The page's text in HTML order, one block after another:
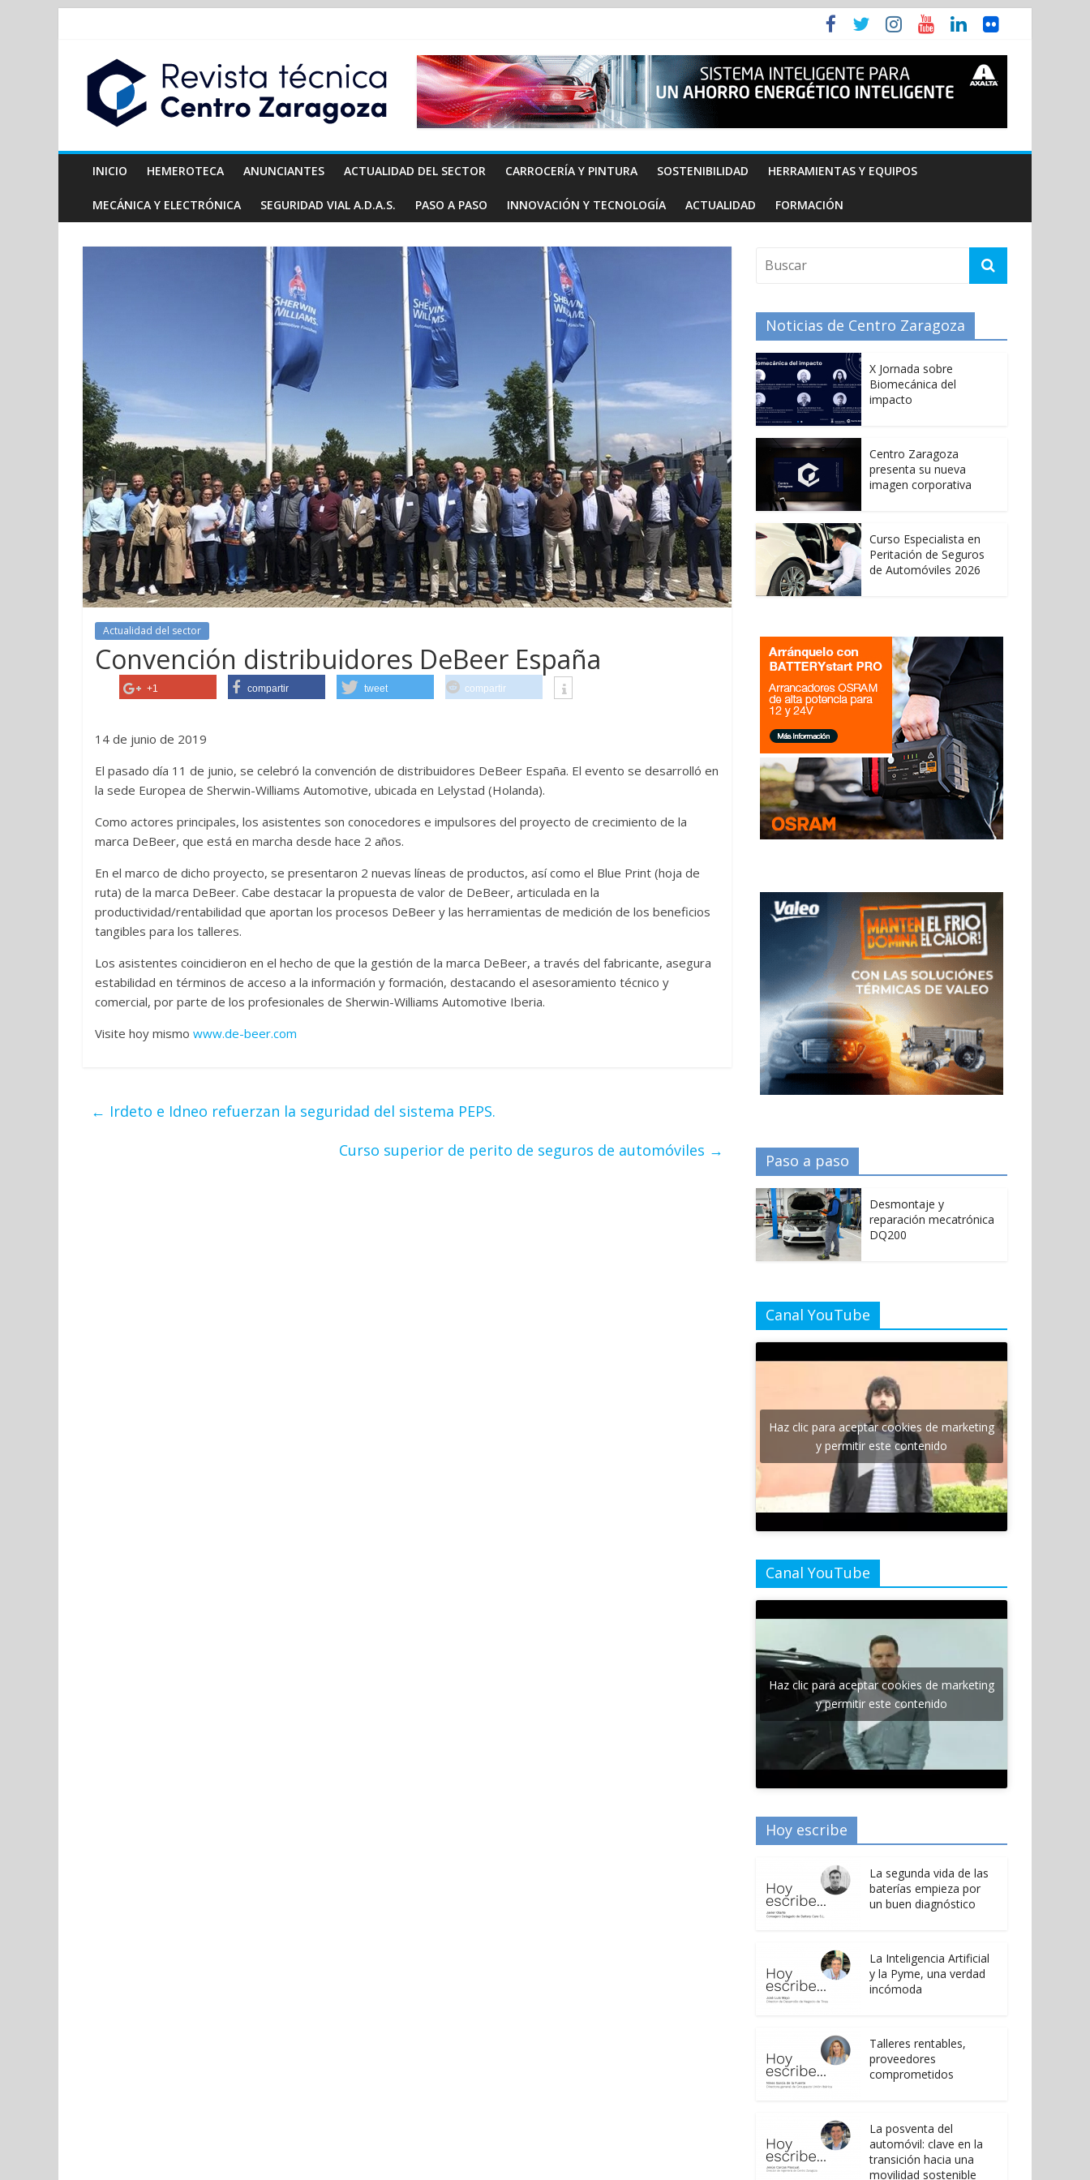
INICIO HEMEROTECA ANUNCIANTES ACTUALIDAD DEL SECTOR CARROCERÍA Y PINTURA SOSTENIBILIDAD HERRAMIENTAS Y EQUIPOS
MECÁNICA Y ELECTRÓNICA SEGURIDAD VIAL A.D.A.S. PASO A PASO INNOVACIÓN Y TECNOLOGÍA ACTUALIDAD FORMACIÓN
Actualidad del sector
Convención distribuidores DeBeer España
+1 compartir tweet compartir
14 de junio de 2019
El pasado día 11 de junio, se celebró la convención de distribuidores DeBeer España. El evento se desarrolló en
la sede Europea de Sherwin-Williams Automotive, ubicada en Lelystad (Holanda).
Como actores principales, los asistentes son conocedores e impulsores del proyecto de crecimiento de la
marca DeBeer, que está en marcha desde hace 2 años.
En el marco de dicho proyecto, se presentaron 2 nuevas líneas de productos, así como el Blue Print (hoja de
ruta) de la marca DeBeer. Cabe destacar la propuesta de valor de DeBeer, articulada en la
productividad/rentabilidad que aportan los procesos DeBeer y las herramientas de medición de los beneficios
tangibles para los talleres.
Los asistentes coincidieron en el hecho de que la gestión de la marca DeBeer, a través del fabricante, asegura
estabilidad en términos de acceso a la información y formación, destacando el asesoramiento técnico y
comercial, por parte de los profesionales de Sherwin-Williams Automotive Iberia.
Visite hoy mismo www.de-beer.com
← Irdeto e Idneo refuerzan la seguridad del sistema PEPS.
Curso superior de perito de seguros de automóviles →
Noticias de Centro Zaragoza
X Jornada sobre
Biomecánica del
impacto
Centro Zaragoza
presenta su nueva
imagen corporativa
Curso Especialista en
Peritación de Seguros
de Automóviles 2026
Paso a paso
Desmontaje y
reparación mecatrónica
DQ200
Canal YouTube
Haz clic para aceptar cookies de marketing
y permitir este contenido
Canal YouTube
Haz clic para aceptar cookies de marketing
y permitir este contenido
Hoy escribe
La segunda vida de las
baterías empieza por
un buen diagnóstico
La Inteligencia Artificial
y la Pyme, una verdad
incómoda
Talleres rentables,
proveedores
comprometidos
La posventa del
automóvil: clave en la
transición hacia una
movilidad sostenible